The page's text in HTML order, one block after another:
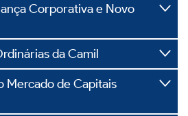
Risco
de Capitais
Corporativa e Novo
da Camil
Mercado de Capitais